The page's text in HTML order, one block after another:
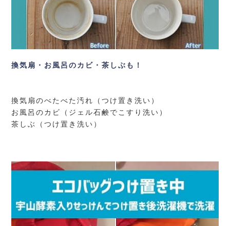
換気扇・お風呂のカビ・茶しぶも！
換気扇のべたべた汚れ（つけ置き洗い）
お風呂のカビ（ジェル石鹸でこすり洗い）
茶しぶ（つけ置き洗い）